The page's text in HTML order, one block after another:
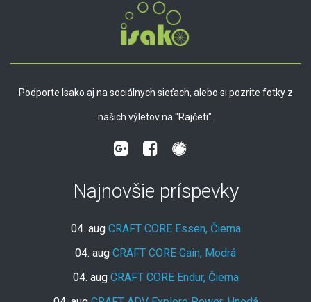
Podporte Isako aj na sociálnych sieťach, alebo si pozrite fotky z
našich výletov na "Rajčeti".
Najnovšie príspevky
04. aug CRAFT CORE Essen, Čierna
04. aug CRAFT CORE Gain, Modrá
04. aug CRAFT CORE Endur, Čierna